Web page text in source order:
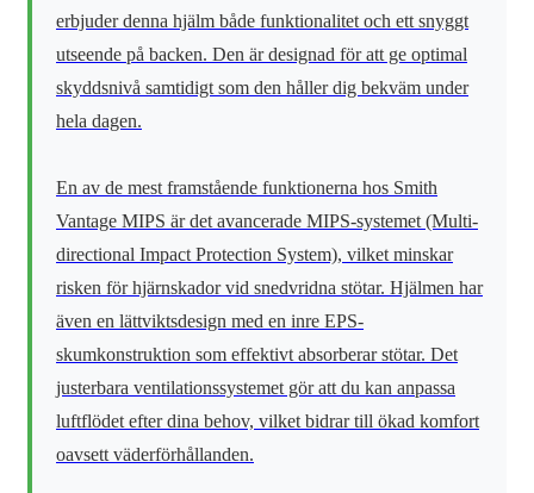
erbjuder denna hjälm både funktionalitet och ett snyggt
utseende på backen. Den är designad för att ge optimal
skyddsnivå samtidigt som den håller dig bekväm under
hela dagen.
En av de mest framstående funktionerna hos Smith
Vantage MIPS är det avancerade MIPS-systemet (Multi-
directional Impact Protection System), vilket minskar
risken för hjärnskador vid snedvridna stötar. Hjälmen har
även en lättviktsdesign med en inre EPS-
skumkonstruktion som effektivt absorberar stötar. Det
justerbara ventilationssystemet gör att du kan anpassa
luftflödet efter dina behov, vilket bidrar till ökad komfort
oavsett väderförhållanden.